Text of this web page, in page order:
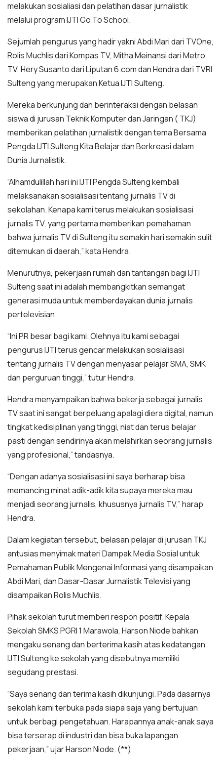
melakukan sosialiasi dan pelatihan dasar jurnalistik
melalui program IJTI Go To School.
Sejumlah pengurus yang hadir yakni Abdi Mari dari TVOne,
Rolis Muchlis dari Kompas TV, Mitha Meinansi dari Metro
TV, Hery Susanto dari Liputan 6.com dan Hendra dari TVRI
Sulteng yang merupakan Ketua IJTI Sulteng.
Mereka berkunjung dan berinteraksi dengan belasan
siswa di jurusan Teknik Komputer dan Jaringan ( TKJ)
memberikan pelatihan jurnalistik dengan tema Bersama
Pengda IJTI Sulteng Kita Belajar dan Berkreasi dalam
Dunia Jurnalistik.
“Alhamdulillah hari ini IJTI Pengda Sulteng kembali
melaksanakan sosialisasi tentang jurnalis TV di
sekolahan. Kenapa kami terus melakukan sosialisasi
jurnalis TV, yang pertama memberikan pemahaman
bahwa jurnalis TV di Sulteng itu semakin hari semakin sulit
ditemukan di daerah,” kata Hendra.
Menurutnya, pekerjaan rumah dan tantangan bagi IJTI
Sulteng saat ini adalah membangkitkan semangat
generasi muda untuk memberdayakan dunia jurnalis
pertelevisian.
“Ini PR besar bagi kami. Olehnya itu kami sebagai
pengurus IJTI terus gencar melakukan sosialisasi
tentang jurnalis TV dengan menyasar pelajar SMA, SMK
dan perguruan tinggi,” tutur Hendra.
Hendra menyampaikan bahwa bekerja sebagai jurnalis
TV saat ini sangat berpeluang apalagi diera digital, namun
tingkat kedisiplinan yang tinggi, niat dan terus belajar
pasti dengan sendirinya akan melahirkan seorang jurnalis
yang profesional,” tandasnya.
“Dengan adanya sosialisasi ini saya berharap bisa
memancing minat adik-adik kita supaya mereka mau
menjadi seorang jurnalis, khususnya jurnalis TV,” harap
Hendra.
Dalam kegiatan tersebut, belasan pelajar di jurusan TKJ
antusias menyimak materi Dampak Media Sosial untuk
Pemahaman Publik Mengenai Informasi yang disampaikan
Abdi Mari, dan Dasar-Dasar Jurnalistik Televisi yang
disampaikan Rolis Muchlis.
Pihak sekolah turut memberi respon positif. Kepala
Sekolah SMKS PGRI 1 Marawola, Harson Niode bahkan
mengaku senang dan berterima kasih atas kedatangan
IJTI Sulteng ke sekolah yang disebutnya memiliki
segudang prestasi.
“Saya senang dan terima kasih dikunjungi. Pada dasarnya
sekolah kami terbuka pada siapa saja yang bertujuan
untuk berbagi pengetahuan. Harapannya anak-anak saya
bisa terserap di industri dan bisa buka lapangan
pekerjaan,” ujar Harson Niode. (**)